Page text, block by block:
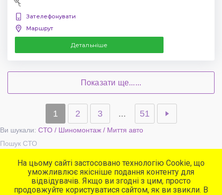
Зателефонувати
Маршрут
Детальніше
Показати ще......
1 2 3 ... 51
Ви шукали: СТО / Шиномонтаж / Миття авто
Пошук СТО
Популярні сервіси
СТО
Автомийки
На цьому сайті застосовано технологію Cookie, що
уможливлює якісніше подання контенту для
відвідувачів. Якщо ви згодні з цим, просто
продовжуйте користуватися сайтом, як ви звикли. В